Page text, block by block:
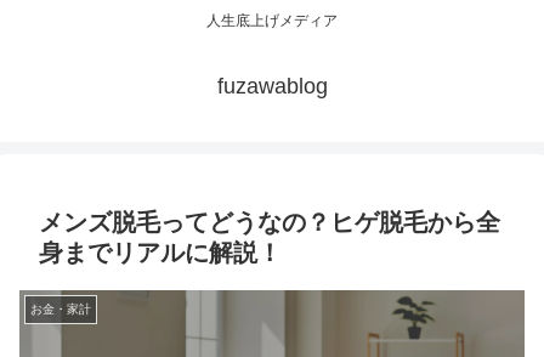
人生底上げメディア
fuzawablog
メンズ脱毛ってどうなの？ヒゲ脱毛から全
身までリアルに解説！
お金・家計